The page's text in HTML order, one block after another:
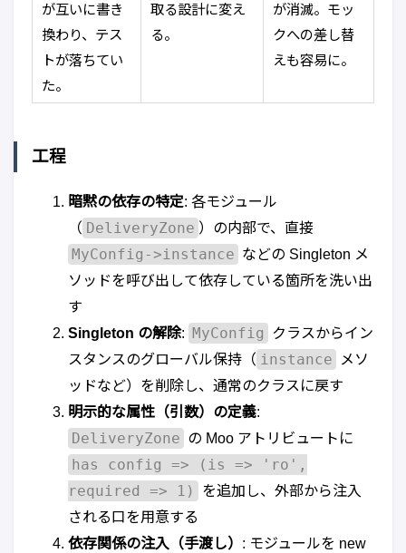
が互いに書き
換わり、テス
トが落ちてい
た。
取る設計に変え
る。
が消滅。モッ
クへの差し替
えも容易に。
工程
暗黙の依存の特定: 各モジュール
（ DeliveryZone ）の内部で、直接
MyConfig->instance などの Singleton メ
ソッドを呼び出して依存している箇所を洗い出
す
Singleton の解除: MyConfig
クラスからイン
スタンスのグローバル保持（ instance
メソ
ッドなど）を削除し、通常のクラスに戻す
明示的な属性（引数）の定義:
DeliveryZone の Moo アトリビュートに
has config => (is => 'ro',
required => 1)
を追加し、外部から注入
される口を用意する
依存関係の注入（手渡し） : モジュールを new